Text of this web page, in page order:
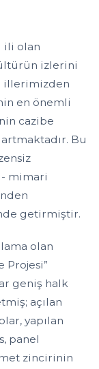
ili olan
izlerini
illerimizden
en önemli
cazibe
Bu
mimari
getirmiştir.
olan
Projesi”
geniş halk
açılan
yapılan
panel
zincirinin